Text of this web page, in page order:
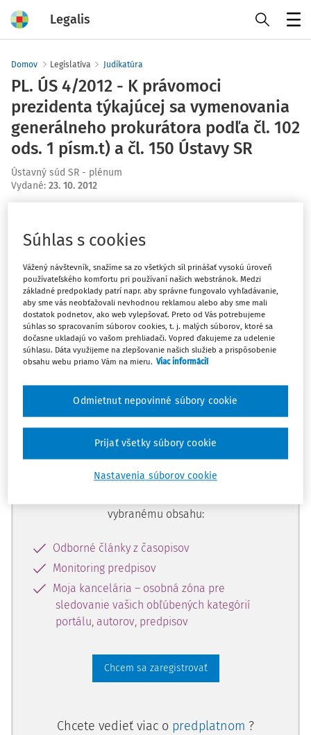
Legalis
Domov Legislatíva Judikatúra
PL. ÚS 4/2012 - K právomoci
prezidenta týkajúcej sa vymenovania
generálneho prokurátora podľa čl. 102
ods. 1 písm.t) a čl. 150 Ústavy SR
Ústavný súd SR - plénum
Vydané: 23. 10. 2012
Ups, zatiaľ ste si prečítali len
začiatok...
Celý odborný obsah z tejto oblasti je
dostupný predplatiteľom portálu.
Odomknite si prístup k odbornému
obsahu a získajte prístup na 10 dní
zdarma, stačí sa len zaregistrovať.
vybranému obsahu:
Odborné články z časopisov
Monitoring predpisov
Moja kancelária – osobná zóna pre
sledovanie vašich obľúbených kategórií
portálu, autorov, predpisov
Chcem sa zaregistrovať
Chcete vedieť viac o predplatnom ?
Súhlas s cookies
Vážený návštevník, snažíme sa zo všetkých síl prinášať vysokú úroveň
používateľského komfortu pri používaní našich webstránok. Medzi
základné predpoklady patrí napr. aby správne fungovalo vyhľadávanie,
aby sme vás neobťažovali nevhodnou reklamou alebo aby sme mali
dostatok podnetov, ako web vylepšovať. Preto od Vás potrebujeme
súhlas so spracovaním súborov cookies, t. j. malých súborov, ktoré sa
dočasne ukladajú vo vašom prehliadači. Vopred ďakujeme za udelenie
súhlasu. Dáta využijeme na zlepšovanie našich služieb a prispôsobenie
obsahu webu priamo Vám na mieru. Viac informácií
Nastavenia súborov cookie
Odmietnut nepovinné súbory cookie
Prijať všetky súbory cookie